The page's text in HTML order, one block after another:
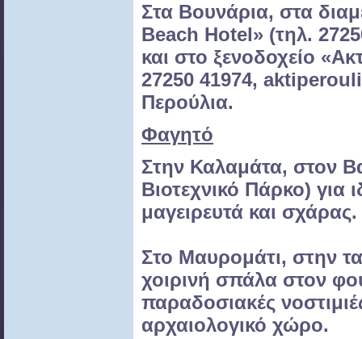
Στα Βουνάρια, στα
Beach Hotel» (τηλ.
και στο ξενοδοχείο
27250 41974,
Περούλια.
Φαγητό
Στην Καλαμάτα, στον
Βιοτεχνικό Πάρκο) για
μαγειρευτά και σχάρας.
Στο Μαυρομάτι, στην
χοιρινή σπάλα στον
παραδοσιακές
αρχαιολογικό χώρο.